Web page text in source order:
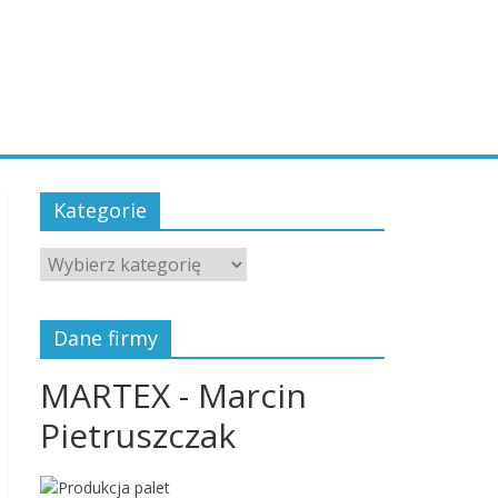
Kategorie
Kategorie
Dane firmy
MARTEX - Marcin
Pietruszczak